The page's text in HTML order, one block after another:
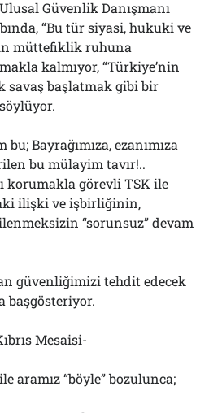
Güvenlik Danışmanı
“Bu tür siyasi, hukuki ve
müttefiklik ruhuna
kalmıyor, “Türkiye’nin
savaş başlatmak gibi bir
bu; Bayrağımıza, ezanımıza
bu mülayim tavır!..
korumakla görevli TSK ile
ilişki ve işbirliğinin,
“sorunsuz” devam
güvenliğimizi tehdit edecek
başgösteriyor.
Mesaisi-
aramız “böyle” bozulunca;